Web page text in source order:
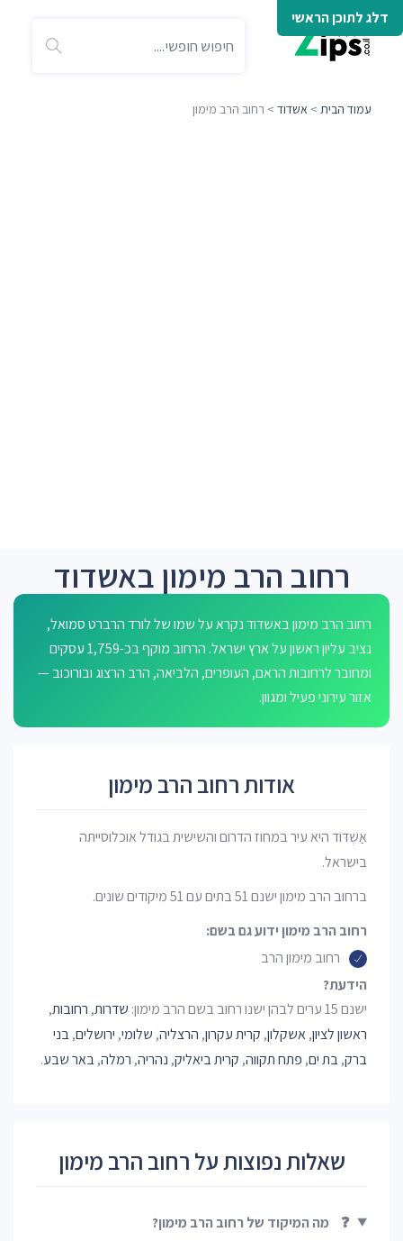
דלג לתוכן הראשי
עמוד הבית > אשדוד > רחוב הרב מימון
רחוב הרב מימון באשדוד
רחוב הרב מימון באשדוד נקרא על שמו של לורד הרברט סמואל,
נציב עליון ראשון על ארץ ישראל. הרחוב מוקף בכ-1,759 עסקים
ומחובר לרחובות הראם, העופרים, הלביאה, הרב הרצוג ובורוכוב —
אזור עירוני פעיל ומגוון.
אודות רחוב הרב מימון
אַשְׁדּוֹד היא עיר במחוז הדרום והשישית בגודל אוכלוסייתה
בישראל.
ברחוב הרב מימון ישנם 51 בתים עם 51 מיקודים שונים.
רחוב הרב מימון ידוע גם בשם:
רחוב מימון הרב
הידעת?
ישנם 15 ערים לבהן ישנו רחוב בשם הרב מימון:
שדרות, רחובות,
ראשון לציון,אשקלון, קרית עקרון, הרצליה, שלומי, ירושלים,בני
ברק,בת ים, פתח תקווה, קרית ביאליק, נהריה, רמלה,באר שבע.
שאלות נפוצות על רחוב הרב מימון
❓ מה המיקוד של רחוב הרב מימון?